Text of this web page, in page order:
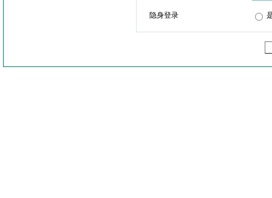
隐身登录